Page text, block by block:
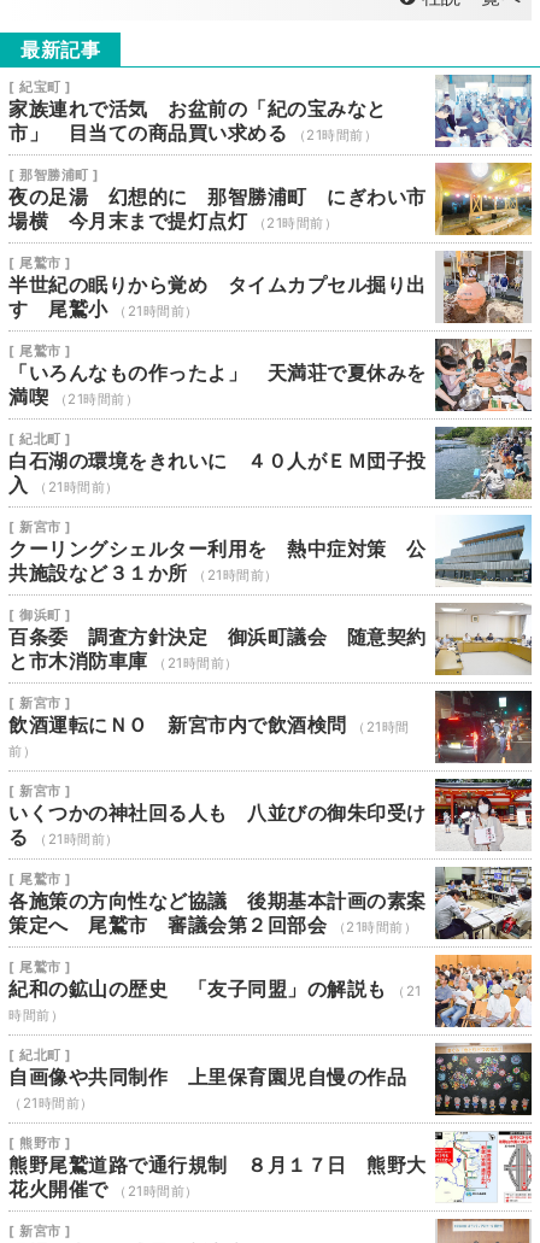
最新記事
[ 紀宝町 ]
家族連れで活気 お盆前の「紀の宝みなと
市」 目当ての商品買い求める
（21時間前）
[ 那智勝浦町 ]
夜の足湯 幻想的に 那智勝浦町 にぎわい市
場横 今月末まで提灯点灯
（21時間前）
[ 尾鷲市 ]
半世紀の眠りから覚め タイムカプセル掘り出
す 尾鷲小
（21時間前）
[ 尾鷲市 ]
「いろんなもの作ったよ」 天満荘で夏休みを
満喫
（21時間前）
[ 紀北町 ]
白石湖の環境をきれいに ４０人がＥＭ団子投
入
（21時間前）
[ 新宮市 ]
クーリングシェルター利用を 熱中症対策 公
共施設など３１か所
（21時間前）
[ 御浜町 ]
百条委 調査方針決定 御浜町議会 随意契約
と市木消防車庫
（21時間前）
[ 新宮市 ]
飲酒運転にＮＯ 新宮市内で飲酒検問
（21時間
前）
[ 新宮市 ]
いくつかの神社回る人も 八並びの御朱印受け
る
（21時間前）
[ 尾鷲市 ]
各施策の方向性など協議 後期基本計画の素案
策定へ 尾鷲市 審議会第２回部会
（21時間前）
[ 尾鷲市 ]
紀和の鉱山の歴史 「友子同盟」の解説も
（21
時間前）
[ 紀北町 ]
自画像や共同制作 上里保育園児自慢の作品
（21時間前）
[ 熊野市 ]
熊野尾鷲道路で通行規制 ８月１７日 熊野大
花火開催で
（21時間前）
[ 新宮市 ]